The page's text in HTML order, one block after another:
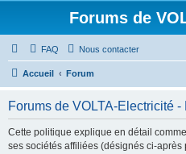
Forums de
FAQ Nous contacter
Accueil Forum
Forums de VOLTA-Electricité
Cette politique explique en détail
ses sociétés affiliées (désignés ci-après